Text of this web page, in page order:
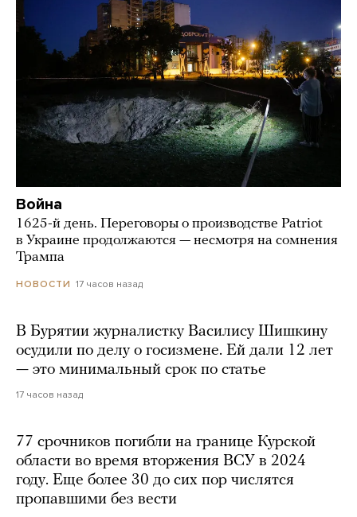
Война
1625-й день. Переговоры о производстве Patriot
в Украине продолжаются — несмотря на сомнения
Трампа
НОВОСТИ 17 часов назад
В Бурятии журналистку Василису Шишкину
осудили по делу о госизмене. Ей дали 12 лет
— это минимальный срок по статье
17 часов назад
77 срочников погибли на границе Курской
области во время вторжения ВСУ в 2024
году. Еще более 30 до сих пор числятся
пропавшими без вести